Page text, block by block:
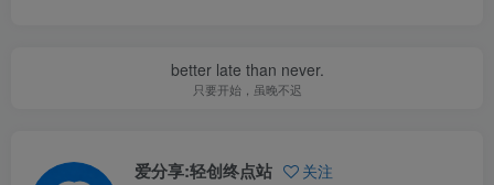
better late than never.
只要开始，虽晚不迟
爱分享:轻创终点站 关注